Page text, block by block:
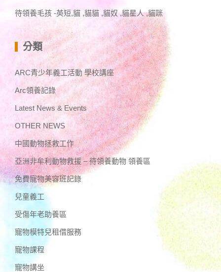
待領養毛孩 -英短,貓 ,貓貓 ,貓奴 ,貓星人 ,貓咪
分類
ARC青少年義工活動 學校講座
Arc領養記錄
Latest News & Events
OTHER NEWS
中國動物拯救工作
亞洲非牟利動物救援 – 待領養動物 領養區
免費寵物美容班記錄
兒童義工
受傷年老助養區
寵物模特兒租借服務
寵物課程
寵物講坐